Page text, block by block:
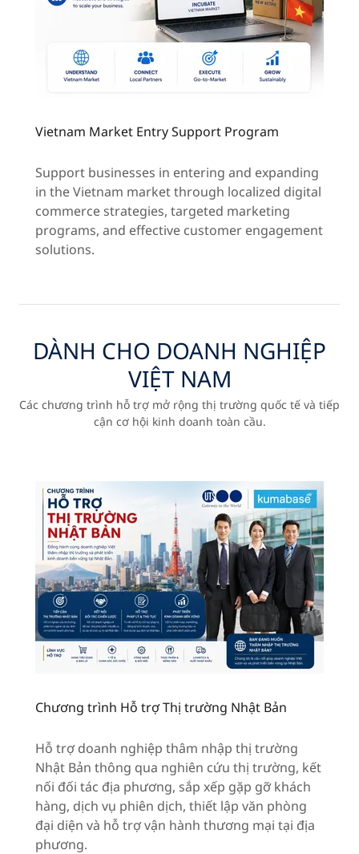
Vietnam Market Entry Support Program
Support businesses in entering and expanding
in the Vietnam market through localized digital
commerce strategies, targeted marketing
programs, and effective customer engagement
solutions.
DÀNH CHO DOANH NGHIỆP
VIỆT NAM
Các chương trình hỗ trợ mở rộng thị trường quốc tế và tiếp
cận cơ hội kinh doanh toàn cầu.
Chương trình Hỗ trợ Thị trường Nhật Bản
Hỗ trợ doanh nghiệp thâm nhập thị trường
Nhật Bản thông qua nghiên cứu thị trường, kết
nối đối tác địa phương, sắp xếp gặp gỡ khách
hàng, dịch vụ phiên dịch, thiết lập văn phòng
đại diện và hỗ trợ vận hành thương mại tại địa
phương.